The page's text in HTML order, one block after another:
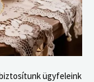
ügyfeleink